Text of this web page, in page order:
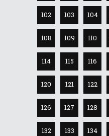
102 103 104
108 109 110
114 115 116
120 121 122
126 127 128
132 133 134